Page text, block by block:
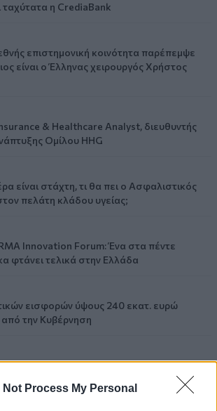
Not Process My Personal
η CrediaBank
επιστημονική κοινότητα παρέπεμψε
είναι ο Έλληνας χειρουργός Χρήστος
& Healthcare Analyst, διευθυντής
Ομίλου HHG
είναι στάχτη, τι θα πει ο Ασφαλιστικός
πελάτη κλάδου υγείας;
Innovation Forum: Ένα στα πέντε
φτάνει τελικά στην Ελλάδα
εισφορών ύψους 240 εκατ. ευρώ
από την Κυβέρνηση
αλλαγή να οδηγήσει σε